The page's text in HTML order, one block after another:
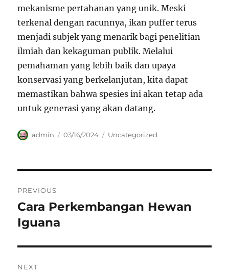
mekanisme pertahanan yang unik. Meski
terkenal dengan racunnya, ikan puffer terus
menjadi subjek yang menarik bagi penelitian
ilmiah dan kekaguman publik. Melalui
pemahaman yang lebih baik dan upaya
konservasi yang berkelanjutan, kita dapat
memastikan bahwa spesies ini akan tetap ada
untuk generasi yang akan datang.
Author
admin
Posted
03/16/2024 Categories
Uncategorized
pos
PREVIOUS
Previous
post:
Cara Perkembangan Hewan
Iguana
NEXT